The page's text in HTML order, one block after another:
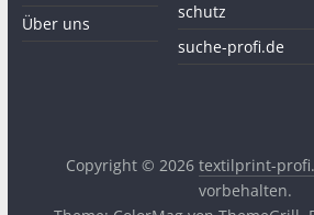
Über uns
schutz
suche-profi.de
Copyright © 2026textilprint-
vorbehalten.